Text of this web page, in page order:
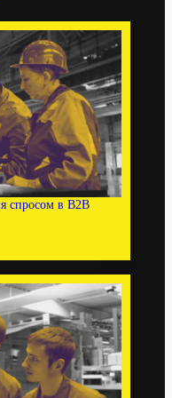
спросом в B2B